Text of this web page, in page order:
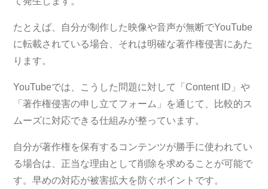
たとえば、自分が制作した映像や音声が無断でYouTube
に転載されている場合、それは明確な著作権侵害にあた
ります。
YouTubeでは、こうした問題に対して「Content ID」や
「著作権侵害の申し立てフォーム」を通じて、比較的ス
ムーズに対応できる仕組みが整っています。
自分が著作権を保有するコンテンツが勝手に使われてい
る場合は、正当な理由として削除を求めることが可能で
す。早めの対応が被害拡大を防ぐポイントです。